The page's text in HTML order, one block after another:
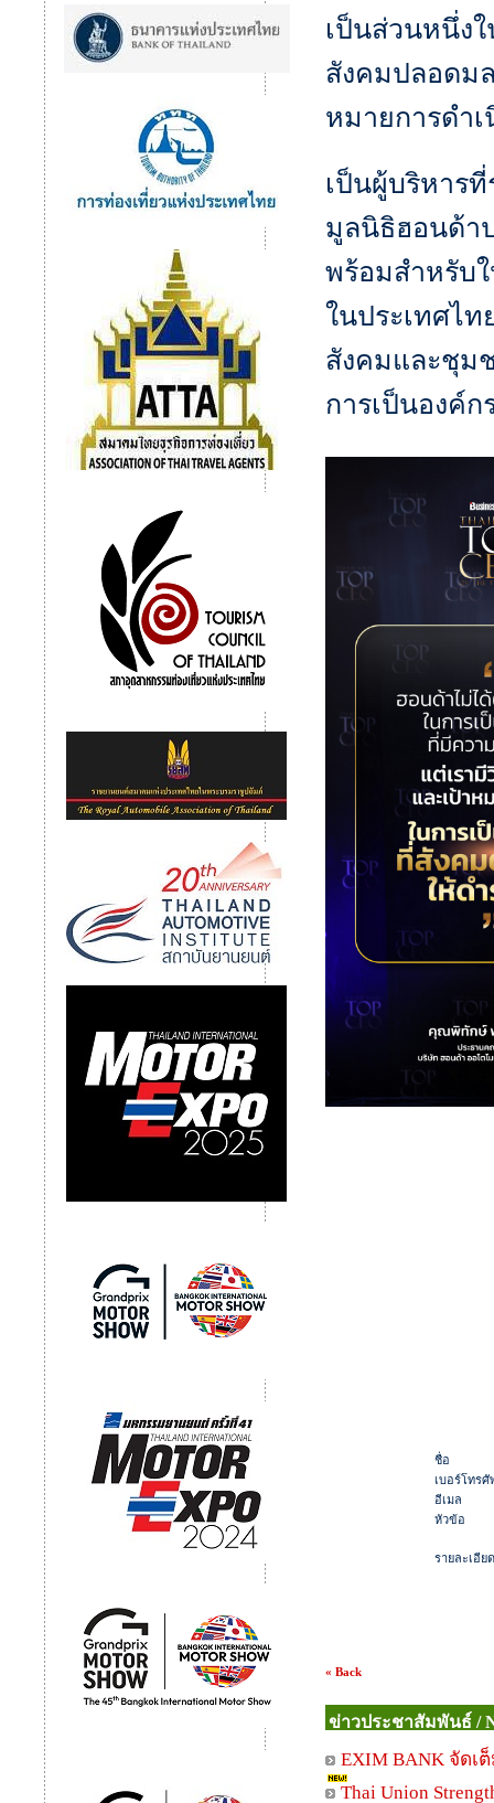
เป็นส่วนหนึ่ง
สังคมปลอดม
หมายการดำ
เป็นผู้บริหาร
มูลนิธิฮอนด้า
พร้อมสำหรับ
ในประเทศไท
สังคมและชุม
การเป็นองค์ก
ชื่อ
เบอร์โทรศั
อีเมล
หัวข้อ
รายละเอียด
« Back
ข่าวประชาสัมพันธ์ /
EXIM BANK จัดเ
Thai Union